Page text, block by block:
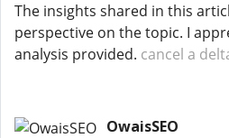
The insights shared in this
perspective on the topic. I
analysis provided. cancel a
OwaisSEO